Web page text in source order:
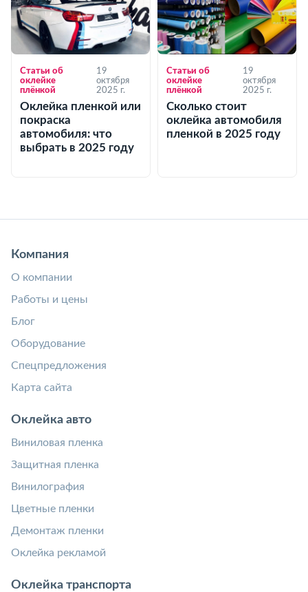
Статьи об
оклейке
плёнкой
19
октября
2025 г.
Оклейка пленкой или
покраска
автомобиля: что
выбрать в 2025 году
Статьи об
оклейке
плёнкой
19
октября
2025 г.
Сколько стоит
оклейка автомобиля
пленкой в 2025 году
Компания
О компании
Работы и цены
Блог
Оборудование
Спецпредложения
Карта сайта
Оклейка авто
Виниловая пленка
Защитная пленка
Винилография
Цветные пленки
Демонтаж пленки
Оклейка рекламой
Оклейка транспорта